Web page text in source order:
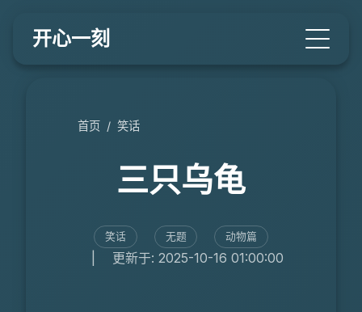
开心一刻
首页 / 笑话
三只乌龟
笑话 无题 动物篇
更新于: 2025-10-16 01:00:00